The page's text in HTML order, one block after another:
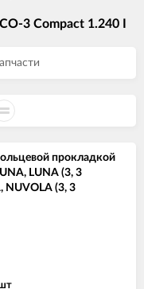
3 Compact 1.240 I
прокладкой
LUNA (3, 3
NUVOLA (3, 3